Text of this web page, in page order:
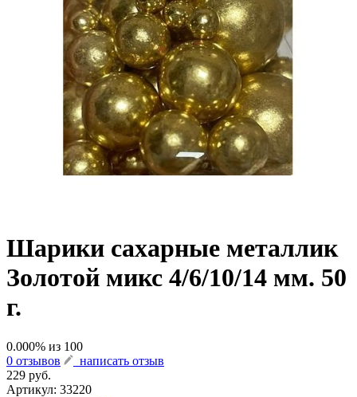
Шарики сахарные металлик
Золотой микс 4/6/10/14 мм. 50
г.
0.000% из 100
0 отзывов
написать отзыв
229 руб.
Артикул: 33220